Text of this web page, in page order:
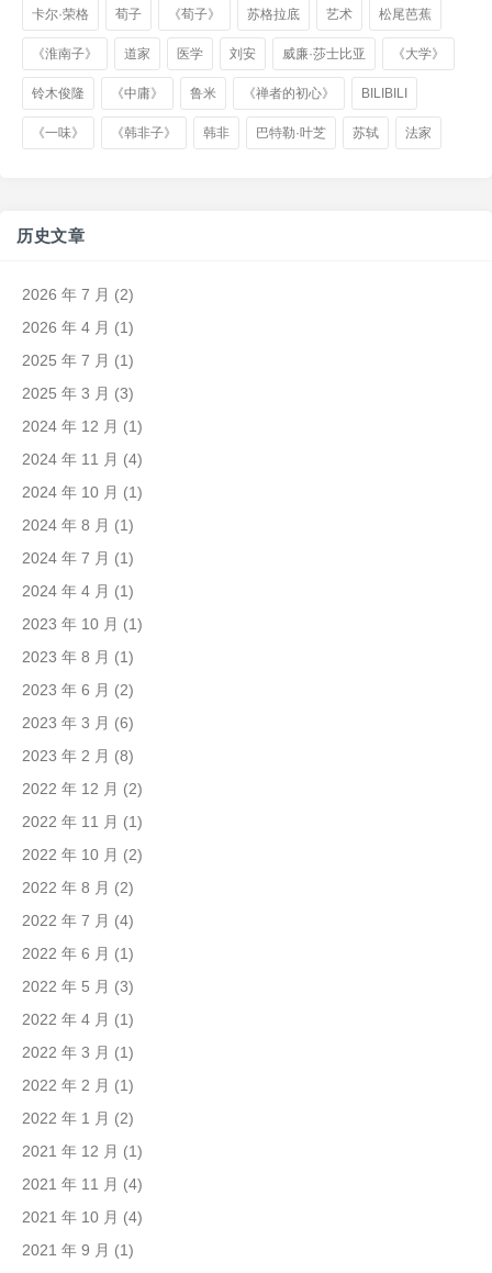
卡尔·荣格 荀子 《荀子》 苏格拉底 艺术 松尾芭蕉
《淮南子》 道家 医学 刘安 威廉·莎士比亚 《大学》
铃木俊隆 《中庸》 鲁米 《禅者的初心》 BILIBILI
《一味》 《韩非子》 韩非 巴特勒·叶芝 苏轼 法家
历史文章
2026 年 7 月 (2)
2026 年 4 月 (1)
2025 年 7 月 (1)
2025 年 3 月 (3)
2024 年 12 月 (1)
2024 年 11 月 (4)
2024 年 10 月 (1)
2024 年 8 月 (1)
2024 年 7 月 (1)
2024 年 4 月 (1)
2023 年 10 月 (1)
2023 年 8 月 (1)
2023 年 6 月 (2)
2023 年 3 月 (6)
2023 年 2 月 (8)
2022 年 12 月 (2)
2022 年 11 月 (1)
2022 年 10 月 (2)
2022 年 8 月 (2)
2022 年 7 月 (4)
2022 年 6 月 (1)
2022 年 5 月 (3)
2022 年 4 月 (1)
2022 年 3 月 (1)
2022 年 2 月 (1)
2022 年 1 月 (2)
2021 年 12 月 (1)
2021 年 11 月 (4)
2021 年 10 月 (4)
2021 年 9 月 (1)